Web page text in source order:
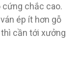
cứng chắc cao.
ép ít hơn gỗ
cần tới xưởng